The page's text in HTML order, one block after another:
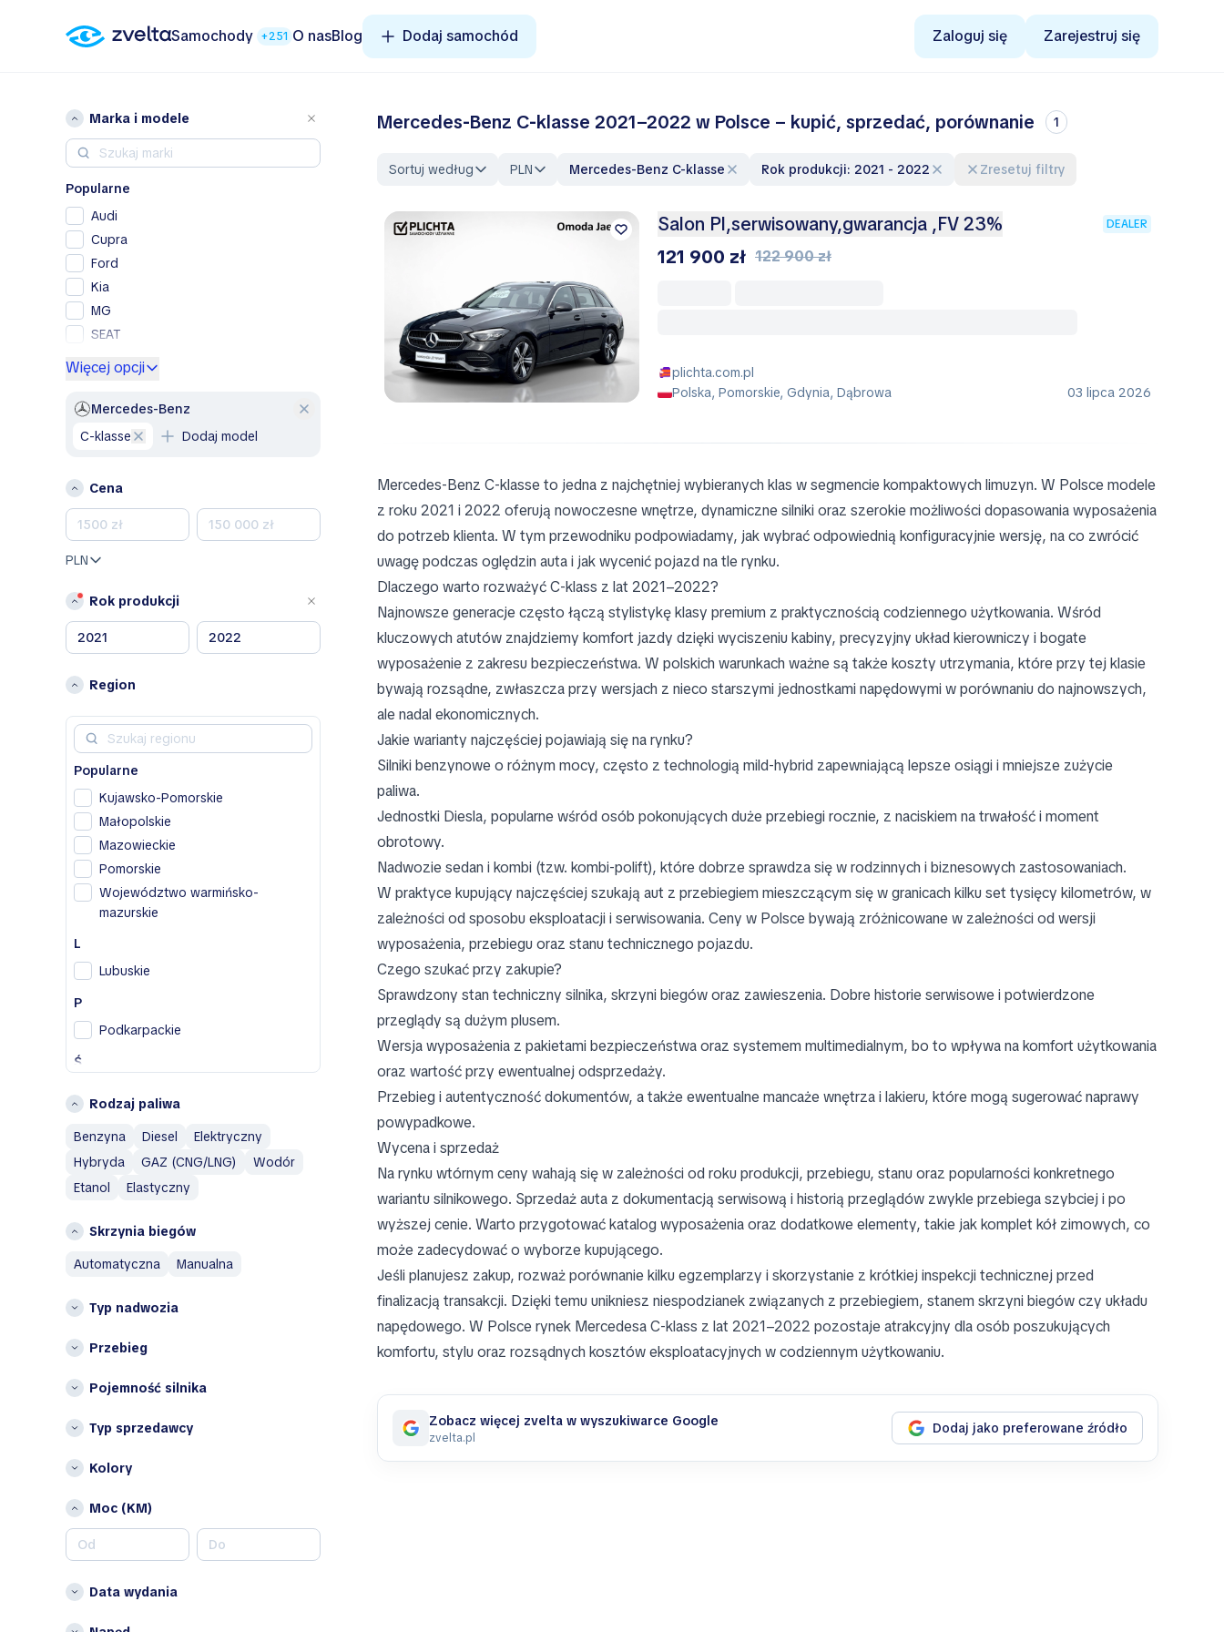
Samochody +251 O nasBlog Dodaj samochód Zaloguj się Zarejestruj się
Marka i modele
Popularne
Audi
Cupra
Ford
Kia
MG
SEAT
Skoda
Volvo
B
Bentley
C
Chevrolet
Chrysler
Citroen
Dacia
Fiat
H
Honda
Jaguar
M
Mazda
Mercedes-Benz
Mitsubishi
N
O
Omoda
P
Peugeot
Porsche
R
RAM
Więcej opcji
Mercedes-Benz
C-klasse
Dodaj model
Cena
PLN
Rok produkcji
Region
Popularne
Kujawsko-Pomorskie
Małopolskie
Mazowieckie
Pomorskie
Województwo warmińsko-
mazurskie
L
Lubuskie
P
Podkarpackie
Ś
Świętokrzyskie
W
Wielkopolskie
Województwo dolnośląskie
Województwo lubelskie
województwo
Inne
Opolskie
Rodzaj paliwa
Benzyna
Diesel
Elektryczny
Hybryda
GAZ (CNG/LNG)
Wodór
Etanol
Elastyczny
Skrzynia biegów
automatyczna
manualna
Typ nadwozia
Przebieg
Pojemność silnika
Typ sprzedawcy
Kolory
Moc (KM)
Data wydania
Mercedes‑Benz C‑klasse 2021–2022 w Polsce – kupić, sprzedać, porównanie 1
Sortuj według PLN Mercedes-Benz C-klasse Rok produkcji: 2021 - 2022 Zresetuj filtry
Salon Pl,serwisowany,gwarancja ,FV 23% DEALER
121 900 zł 122 900 zł
plichta.com.pl
Polska, Pomorskie, Gdynia, Dąbrowa
03 lipca 2026
Mercedes‑Benz C‑klasse to jedna z najchętniej wybieranych klas w segmencie kompaktowych limuzyn. W Polsce modele
z roku 2021 i 2022 oferują nowoczesne wnętrze, dynamiczne silniki oraz szerokie możliwości dopasowania wyposażenia
do potrzeb klienta. W tym przewodniku podpowiadamy, jak wybrać odpowiednią konfiguracyjnie wersję, na co zwrócić
uwagę podczas oględzin auta i jak wycenić pojazd na tle rynku.
Dlaczego warto rozważyć C‑klass z lat 2021–2022?
Najnowsze generacje często łączą stylistykę klasy premium z praktycznością codziennego użytkowania. Wśród
kluczowych atutów znajdziemy komfort jazdy dzięki wyciszeniu kabiny, precyzyjny układ kierowniczy i bogate
wyposażenie z zakresu bezpieczeństwa. W polskich warunkach ważne są także koszty utrzymania, które przy tej klasie
bywają rozsądne, zwłaszcza przy wersjach z nieco starszymi jednostkami napędowymi w porównaniu do najnowszych,
ale nadal ekonomicznych.
Jakie warianty najczęściej pojawiają się na rynku?
Silniki benzynowe o różnym mocy, często z technologią mild‑hybrid zapewniającą lepsze osiągi i mniejsze zużycie
paliwa.
Jednostki Diesla, popularne wśród osób pokonujących duże przebiegi rocznie, z naciskiem na trwałość i moment
obrotowy.
Nadwozie sedan i kombi (tzw. kombi‑polift), które dobrze sprawdza się w rodzinnych i biznesowych zastosowaniach.
W praktyce kupujący najczęściej szukają aut z przebiegiem mieszczącym się w granicach kilku set tysięcy kilometrów, w
zależności od sposobu eksploatacji i serwisowania. Ceny w Polsce bywają zróżnicowane w zależności od wersji
wyposażenia, przebiegu oraz stanu technicznego pojazdu.
Czego szukać przy zakupie?
Sprawdzony stan techniczny silnika, skrzyni biegów oraz zawieszenia. Dobre historie serwisowe i potwierdzone
przeglądy są dużym plusem.
Wersja wyposażenia z pakietami bezpieczeństwa oraz systemem multimedialnym, bo to wpływa na komfort użytkowania
oraz wartość przy ewentualnej odsprzedaży.
Przebieg i autentyczność dokumentów, a także ewentualne mancaże wnętrza i lakieru, które mogą sugerować naprawy
powypadkowe.
Wycena i sprzedaż
Na rynku wtórnym ceny wahają się w zależności od roku produkcji, przebiegu, stanu oraz popularności konkretnego
wariantu silnikowego. Sprzedaż auta z dokumentacją serwisową i historią przeglądów zwykle przebiega szybciej i po
wyższej cenie. Warto przygotować katalog wyposażenia oraz dodatkowe elementy, takie jak komplet kół zimowych, co
może zadecydować o wyborze kupującego.
Jeśli planujesz zakup, rozważ porównanie kilku egzemplarzy i skorzystanie z krótkiej inspekcji technicznej przed
finalizacją transakcji. Dzięki temu unikniesz niespodzianek związanych z przebiegiem, stanem skrzyni biegów czy układu
napędowego. W Polsce rynek Mercedesa C‑klass z lat 2021–2022 pozostaje atrakcyjny dla osób poszukujących
komfortu, stylu oraz rozsądnych kosztów eksploatacyjnych w codziennym użytkowaniu.
Zobacz więcej zvelta w wyszukiwarce Google
zvelta.pl
Dodaj jako preferowane źródło